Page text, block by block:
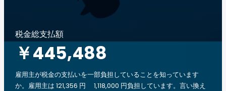
税金総支払額
￥445,488
雇用主が税金の支払いを一部負担していることを知っています
か。雇用主は 121,356 円 1,118,000 円負担しています。言い換え